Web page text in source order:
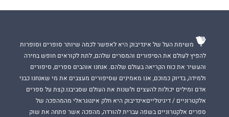
שהוציאה לאור לפני כארבע שנים, "אהבה בחקירה", נמכר באלפי
עותקים בארץ, ובקרוב יחל את דרכו גם בזירה הבין־לאומית, כמו גם
סדרת הספרים של "ג'ק ורוזי".
משימת העל של אינדיבוק היא לאפשר לכמה שיותר סופרים וסופרות
להפיץ לעולם את הסיפורים והמסרים שלהם, לתת לקוראים חופש בחירה
והעשיר את כוח הקריאה בעולם שלהם. אנחנו אוהבים ספרים, סיפורים
ולמידה, בדיוק כמוכם, אנו מאמינים שסיפורים מעצבים את מי שאנחנו כבני
אדם ומילים יכולות להעצים ולשנות את העולם שסביבנו.קצת על ספרים
אלקטרוניים / דיגיטלייםאינדיבוק היא חלק אינטגראלי מהמהפכה של
ספרים אלקטרוניים בשפה עברית להורדה, מהפכה אשר פתחה את שוק